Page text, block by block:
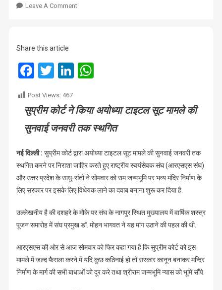
Leave A CommentOn
निर्माण
साधु-
का
छूटा
Share this article
Facebook
TwitterLinkedIn
Post Views: 467
सुप्रीम कोर्ट ने किया अयोध्या टाइटल सूट मामले की
सुनवाई जनवरी तक स्थगित
नई दिल्ली : सुप्रीम कोर्ट द्वारा अयोध्या टाइटल सूट मामले की सुनवाई जनवरी तक
स्थगित करने पर निराशा जाहिर करते हुए राष्ट्रीय स्वयंसेवक संघ (आरएसएस संघ)
और उत्तर प्रदेश के साधु-संतों ने सोमवार को राम जन्मभूमि पर भव्य मंदिर निर्माण के
लिए सरकार पर इसके लिए विधेयक लाने का दवाब बनाना शुरू कर दिया है.
उल्लेखनीय है की दशहरे के मौके पर संघ के नागपुर स्थित मुख्यालय में वार्षिक शस्त्र
पूजन समारोह में संघ प्रमुख डॉ. मोहन भागवत ने यह मांग उठाने की पहल की थी.
आरएसएस की ओर से आज सोमवार को फिर कहा गया है कि सुप्रीम कोर्ट को इस
मामले में जल्द फैसला करने में यदि कुछ कठिनाई हो तो सरकार कानून बनाकर मन्दिर
निर्माण के मार्ग की सभी बाधाओं को दूर करे तथा श्रीराम जन्मभूमि न्यास को भूमि सौंपे.